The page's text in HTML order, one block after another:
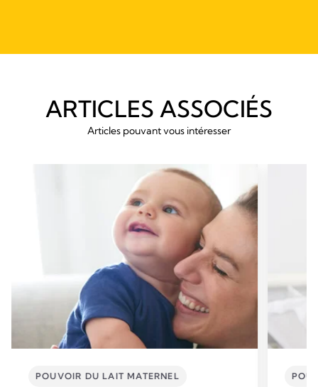
ARTICLES ASSOCIÉS
Articles pouvant vous intéresser
POUVOIR DU LAIT MATERNEL